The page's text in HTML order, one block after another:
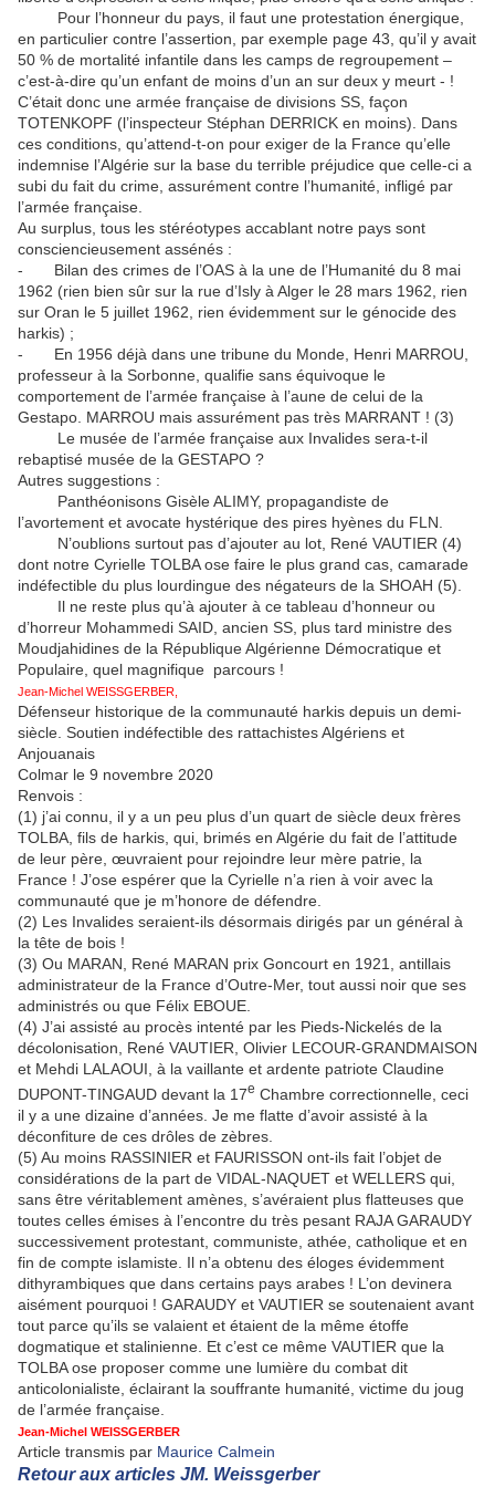
Pour l’honneur du pays, il faut une protestation énergique,
en particulier contre l’assertion, par exemple page 43, qu’il y avait
50 % de mortalité infantile dans les camps de regroupement –
c’est-à-dire qu’un enfant de moins d’un an sur deux y meurt - !
C’était donc une armée française de divisions SS, façon
TOTENKOPF (l’inspecteur Stéphan DERRICK en moins). Dans
ces conditions, qu’attend-t-on pour exiger de la France qu’elle
indemnise l’Algérie sur la base du terrible préjudice que celle-ci a
subi du fait du crime, assurément contre l’humanité, infligé par
l’armée française.
Au surplus, tous les stéréotypes accablant notre pays sont
consciencieusement assénés :
- Bilan des crimes de l’OAS à la une de l’Humanité du 8 mai
1962 (rien bien sûr sur la rue d’Isly à Alger le 28 mars 1962, rien
sur Oran le 5 juillet 1962, rien évidemment sur le génocide des
harkis) ;
- En 1956 déjà dans une tribune du Monde, Henri MARROU,
professeur à la Sorbonne, qualifie sans équivoque le
comportement de l’armée française à l’aune de celui de la
Gestapo. MARROU mais assurément pas très MARRANT ! (3)
Le musée de l’armée française aux Invalides sera-t-il
rebaptisé musée de la GESTAPO ?
Autres suggestions :
Panthéonisons Gisèle ALIMY, propagandiste de
l’avortement et avocate hystérique des pires hyènes du FLN.
N’oublions surtout pas d’ajouter au lot, René VAUTIER (4)
dont notre Cyrielle TOLBA ose faire le plus grand cas, camarade
indéfectible du plus lourdingue des négateurs de la SHOAH (5).
Il ne reste plus qu’à ajouter à ce tableau d’honneur ou
d’horreur Mohammedi SAID, ancien SS, plus tard ministre des
Moudjahidines de la République Algérienne Démocratique et
Populaire, quel magnifique parcours !
Jean-Michel WEISSGERBER,
Défenseur historique de la communauté harkis depuis un demi-
siècle. Soutien indéfectible des rattachistes Algériens et
Anjouanais
Colmar le 9 novembre 2020
Renvois :
(1) j’ai connu, il y a un peu plus d’un quart de siècle deux frères
TOLBA, fils de harkis, qui, brimés en Algérie du fait de l’attitude
de leur père, œuvraient pour rejoindre leur mère patrie, la
France ! J’ose espérer que la Cyrielle n’a rien à voir avec la
communauté que je m’honore de défendre.
(2) Les Invalides seraient-ils désormais dirigés par un général à
la tête de bois !
(3) Ou MARAN, René MARAN prix Goncourt en 1921, antillais
administrateur de la France d’Outre-Mer, tout aussi noir que ses
administrés ou que Félix EBOUE.
(4) J’ai assisté au procès intenté par les Pieds-Nickelés de la
décolonisation, René VAUTIER, Olivier LECOUR-GRANDMAISON
et Mehdi LALAOUI, à la vaillante et ardente patriote Claudine
DUPONT-TINGAUD devant la 17e Chambre correctionnelle, ceci
il y a une dizaine d’années. Je me flatte d’avoir assisté à la
déconfiture de ces drôles de zèbres.
(5) Au moins RASSINIER et FAURISSON ont-ils fait l’objet de
considérations de la part de VIDAL-NAQUET et WELLERS qui,
sans être véritablement amènes, s’avéraient plus flatteuses que
toutes celles émises à l’encontre du très pesant RAJA GARAUDY
successivement protestant, communiste, athée, catholique et en
fin de compte islamiste. Il n’a obtenu des éloges évidemment
dithyrambiques que dans certains pays arabes ! L’on devinera
aisément pourquoi ! GARAUDY et VAUTIER se soutenaient avant
tout parce qu’ils se valaient et étaient de la même étoffe
dogmatique et stalinienne. Et c’est ce même VAUTIER que la
TOLBA ose proposer comme une lumière du combat dit
anticolonialiste, éclairant la souffrante humanité, victime du joug
de l’armée française.
Jean-Michel WEISSGERBER
Article transmis par Maurice Calmein
Retour aux articles JM. Weissgerber